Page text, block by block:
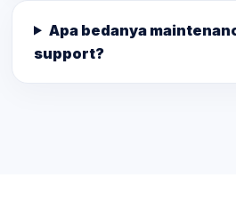
Apa bedanya
support?